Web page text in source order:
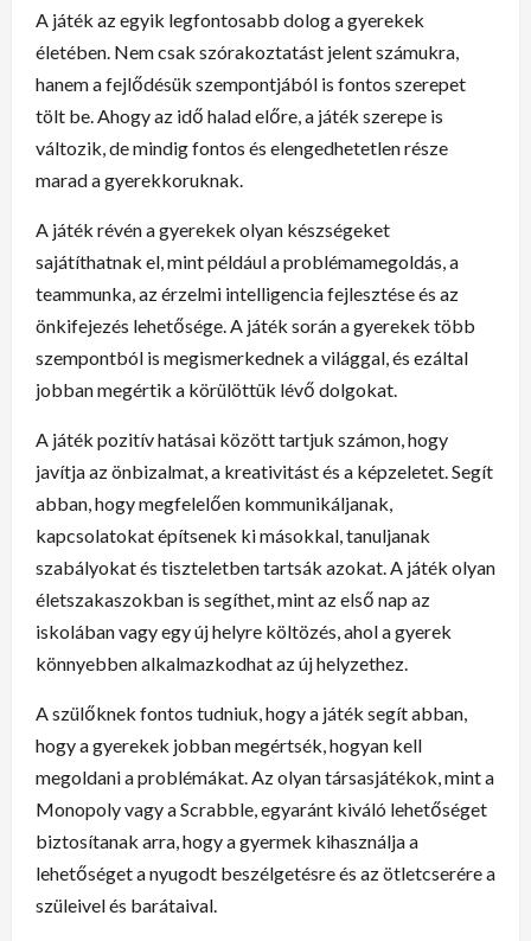
A játék az egyik legfontosabb dolog a gyerekek
életében. Nem csak szórakoztatást jelent számukra,
hanem a fejlődésük szempontjából is fontos szerepet
tölt be. Ahogy az idő halad előre, a játék szerepe is
változik, de mindig fontos és elengedhetetlen része
marad a gyerekkoruknak.
A játék révén a gyerekek olyan készségeket
sajátíthatnak el, mint például a problémamegoldás, a
teammunka, az érzelmi intelligencia fejlesztése és az
önkifejezés lehetősége. A játék során a gyerekek több
szempontból is megismerkednek a világgal, és ezáltal
jobban megértik a körülöttük lévő dolgokat.
A játék pozitív hatásai között tartjuk számon, hogy
javítja az önbizalmat, a kreativitást és a képzeletet. Segít
abban, hogy megfelelően kommunikáljanak,
kapcsolatokat építsenek ki másokkal, tanuljanak
szabályokat és tiszteletben tartsák azokat. A játék olyan
életszakaszokban is segíthet, mint az első nap az
iskolában vagy egy új helyre költözés, ahol a gyerek
könnyebben alkalmazkodhat az új helyzethez.
A szülőknek fontos tudniuk, hogy a játék segít abban,
hogy a gyerekek jobban megértsék, hogyan kell
megoldani a problémákat. Az olyan társasjátékok, mint a
Monopoly vagy a Scrabble, egyaránt kiváló lehetőséget
biztosítanak arra, hogy a gyermek kihasználja a
lehetőséget a nyugodt beszélgetésre és az ötletcserére a
szüleivel és barátaival.